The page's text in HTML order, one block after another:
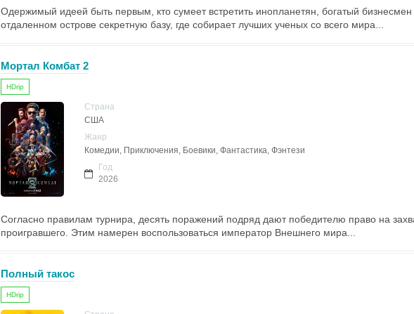
Одержимый идеей быть первым, кто сумеет встретить инопланетян, богатый бизнесмен
отдаленном острове секретную базу, где собирает лучших ученых со всего мира...
Мортал Комбат 2
HDrip
Страна
США
Жанр
Комедии, Приключения, Боевики, Фантастика, Фэнтези
Год
2026
Согласно правилам турнира, десять поражений подряд дают победителю право на
проигравшего. Этим намерен воспользоваться император Внешнего мира...
Полный такос
HDrip